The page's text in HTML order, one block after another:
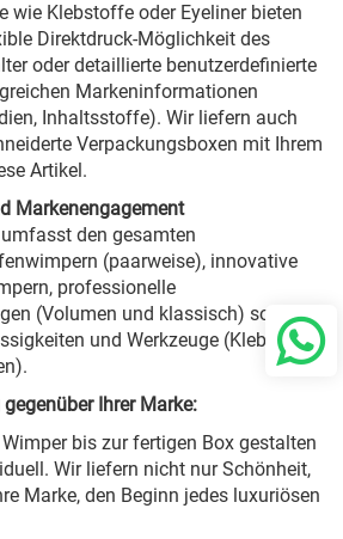
wie Klebstoffe oder Eyeliner bieten
Direktdruck-Möglichkeit des
oder detaillierte benutzerdefinierte
Markeninformationen
Inhaltsstoffe). Wir liefern auch
Verpackungsboxen mit Ihrem
Artikel.
Markenengagement
den gesamten
(paarweise), innovative
professionelle
(Volumen und klassisch) sowie
und Werkzeuge (Klebstoffe,
Ihrer Marke:
bis zur fertigen Box gestalten
Wir liefern nicht nur Schönheit,
Marke, den Beginn jedes luxuriösen